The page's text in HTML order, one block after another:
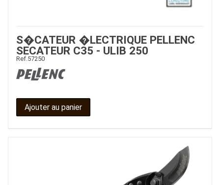
S�CATEUR �LECTRIQUE PELLENC
SECATEUR C35 - ULIB 250
Ref. 57250
Ajouter au panier